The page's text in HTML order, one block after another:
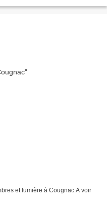
et lumière à Cougnac.A voir